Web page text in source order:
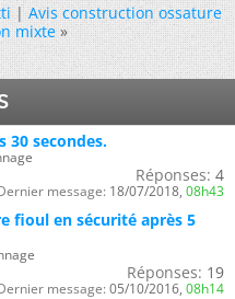
|Avis construction ossature
mixte »
30 secondes.
Réponses: 4
message: 18/07/2018, 08h43
fioul en sécurité après 5
Réponses: 19
message: 05/10/2016, 08h14